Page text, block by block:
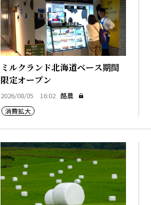
ミルクランド北海道ベース期間
限定オープン
2026/08/05 16:02 酪農
消費拡大